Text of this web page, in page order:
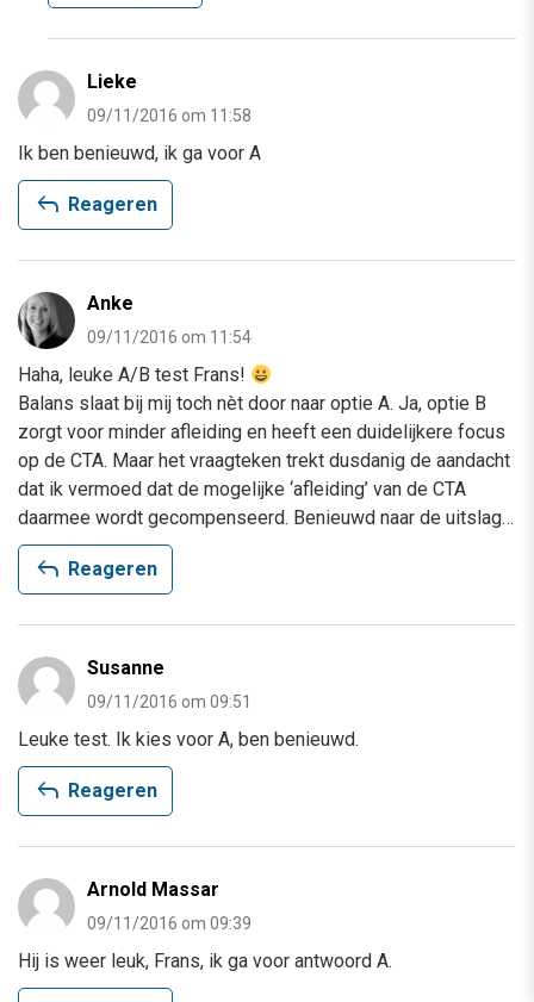
Lieke
09/11/2016 om 11:58
Ik ben benieuwd, ik ga voor A
reply Reageren
Anke
09/11/2016 om 11:54
Haha, leuke A/B test Frans!
Balans slaat bij mij toch nèt door naar optie A. Ja, optie B
zorgt voor minder afleiding en heeft een duidelijkere focus
op de CTA. Maar het vraagteken trekt dusdanig de aandacht
dat ik vermoed dat de mogelijke ‘afleiding’ van de CTA
daarmee wordt gecompenseerd. Benieuwd naar de uitslag…
reply Reageren
Susanne
09/11/2016 om 09:51
Leuke test. Ik kies voor A, ben benieuwd.
reply Reageren
Arnold Massar
09/11/2016 om 09:39
Hij is weer leuk, Frans, ik ga voor antwoord A.